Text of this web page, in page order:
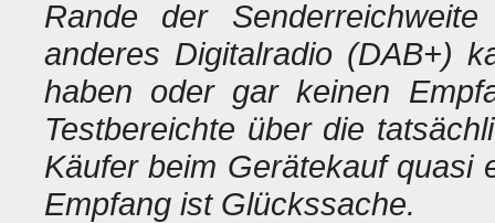
Rande der
anderes Digitalradio (DAB+)
haben oder gar keinen
Testbereichte über die
Käufer beim Gerätekauf quasi
Empfang ist Glückssache.